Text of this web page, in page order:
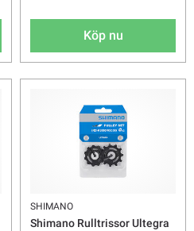
Köp nu
SHIMANO
Shimano Rulltrissor Ultegra